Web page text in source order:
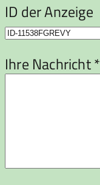
ID der Anzeige
Ihre Nachricht *